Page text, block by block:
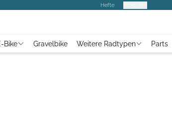
Hefte
Bike Gravelbike Weitere Radtypen Parts